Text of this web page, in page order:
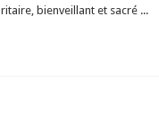
bienveillant et sacré ...